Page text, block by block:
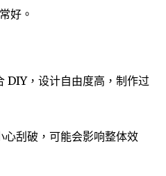
好。
DIY，设计自由度高，制作过
心刮破，可能会影响整体效